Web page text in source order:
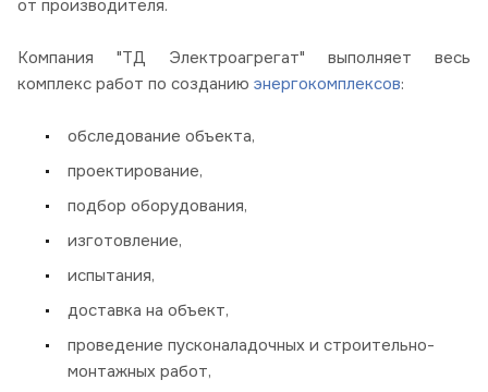
от производителя.
Компания "ТД Электроагрегат" выполняет весь
комплекс работ по созданию энергокомплексов:
обследование объекта,
проектирование,
подбор оборудования,
изготовление,
испытания,
доставка на объект,
проведение пусконаладочных и строительно-
монтажных работ,